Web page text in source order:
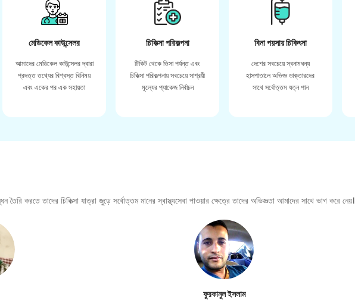
মেডিকেল কাউন্সেলর
আমাদের মেডিকেল কাউন্সেলর দ্বারা
প্রদত্ত তথ্যের বিশ্বস্ত বিনিময়
এবং একের পর এক সহায়তা
চিকিত্সা পরিকল্পনা
টিকিট থেকে ভিসা পর্যন্ত এবং
চিকিত্সা পরিকল্পনায় সবচেয়ে সাশ্রয়ী
মূল্যের প্যাকেজ নির্বাচন
বিনা পয়সায় চিকিৎসা
দেশের সবচেয়ে স্বনামধন্য
হাসপাতালে অভিজ্ঞ ডাক্তারদের
সাথে সর্বোত্তম যত্ন পান
করতে তাদের চিকিত্সা যাত্রা জুড়ে সর্বোত্তম মানের স্বাস্থ্যসেবা পাওয়ার ক্ষেত্রে তাদের অভিজ্ঞতা আমাদের সাথে ভাগ করে নেয়।
ফুরকানুল ইসলাম